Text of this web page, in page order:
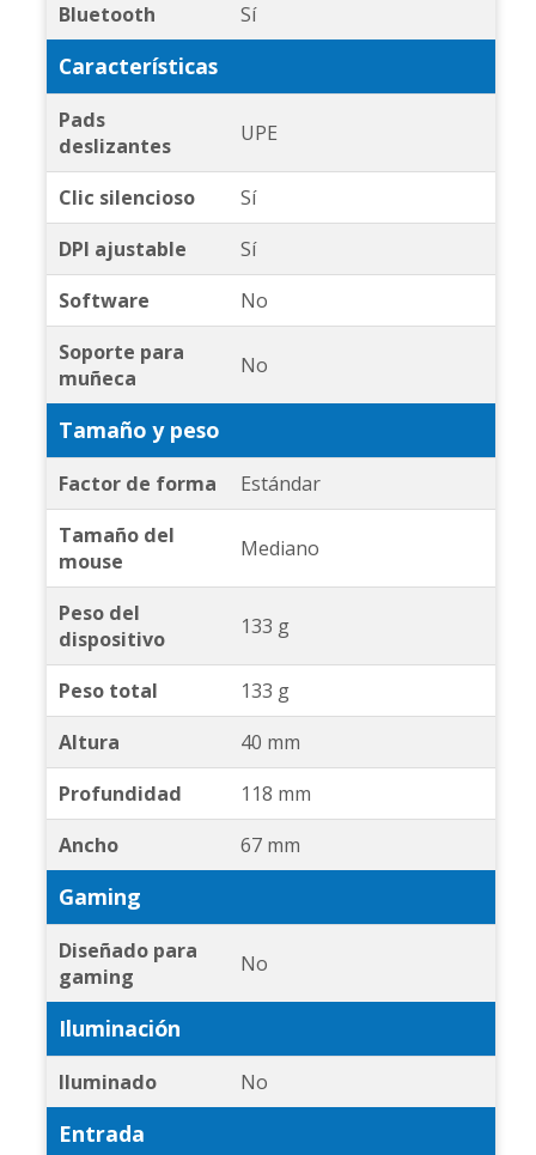
Bluetooth
Sí
Características
Pads
deslizantes
UPE
Clic silencioso
Sí
DPI ajustable
Sí
Software
No
Soporte para
muñeca
No
Tamaño y peso
Factor de forma
Estándar
Tamaño del
mouse
Mediano
Peso del
dispositivo
133 g
Peso total
133 g
Altura
40 mm
Profundidad
118 mm
Ancho
67 mm
Gaming
Diseñado para
gaming
No
Iluminación
Iluminado No
Entrada